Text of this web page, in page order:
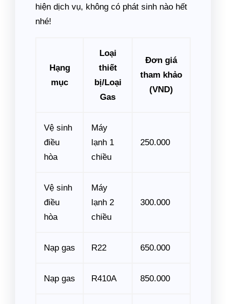
hiện dịch vụ, không có phát sinh nào hết
nhé!
Hạng
mục
Loại
thiết
bị/Loại
Gas
Đơn giá
tham khảo
(VND)
Vệ sinh
điều
hòa
Máy
lạnh 1
chiều
250.000
Vệ sinh
điều
hòa
Máy
lạnh 2
chiều
300.000
Nạp gas R22 650.000
Nạp gas R410A 850.000